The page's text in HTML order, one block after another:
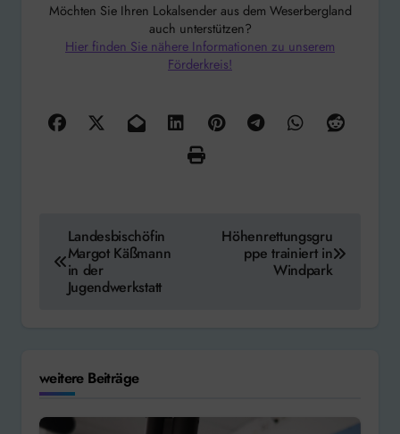
Möchten Sie Ihren Lokalsender aus dem Weserbergland
auch unterstützen?
Hier finden Sie nähere Informationen zu unserem
Förderkreis!
Beitragsnavigation
Landesbischöfin
Margot Käßmann
in der
Jugendwerkstatt
Höhenrettungsgru
ppe trainiert in
Windpark
weitere Beiträge